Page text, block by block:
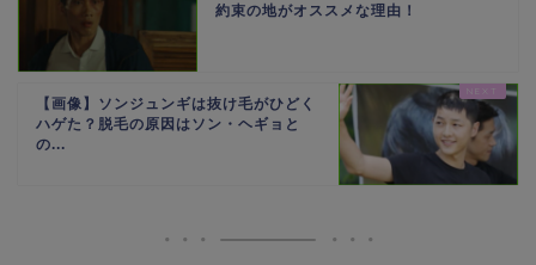
約束の地がオススメな理由！
【画像】ソンジュンギは抜け毛がひどく
ハゲた？脱毛の原因はソン・ヘギョと
の...